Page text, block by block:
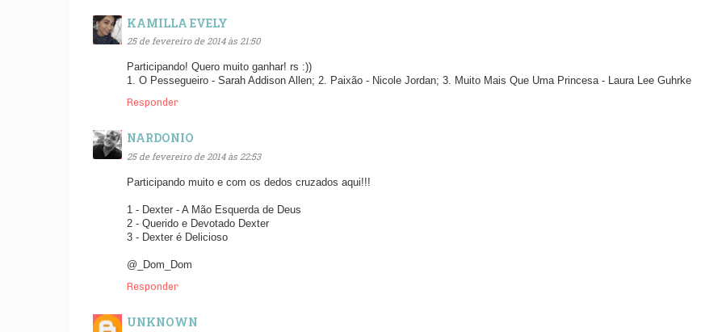
KAMILLA EVELY
25 de fevereiro de 2014 às 21:50
Participando! Quero muito ganhar! rs :))
1. O Pessegueiro - Sarah Addison Allen; 2. Paixão - Nicole Jordan; 3. Muito Mais Que Uma Princesa - Laura Lee Guhrke
Responder
NARDONIO
25 de fevereiro de 2014 às 22:53
Participando muito e com os dedos cruzados aqui!!!
1 - Dexter - A Mão Esquerda de Deus
2 - Querido e Devotado Dexter
3 - Dexter é Delicioso
@_Dom_Dom
Responder
UNKNOWN